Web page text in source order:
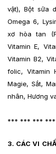
vật), Bột sữa
Omega 6,
xơ hòa tan
Vitamin E,
Vitamin B2,
folic, Vitamin
Magie, Sắt,
nhân, Hương
*** *** ***
3. CÁC VI